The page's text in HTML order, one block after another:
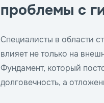
проблемы с
Специалисты в области
влияет не только на
Фундамент, который
долговечность, а